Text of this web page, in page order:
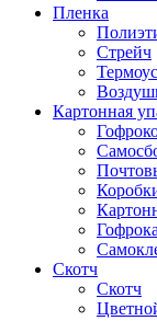
Пленка
Стрейч
Картонная
Скотч
Скотч